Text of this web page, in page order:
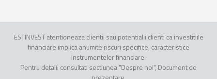
ESTINVEST atentioneaza clientii sau potentialii clienti ca investitiile
financiare implica anumite riscuri specifice, caracteristice
instrumentelor financiare.
Pentru detalii consultati sectiunea "Despre noi", Document de